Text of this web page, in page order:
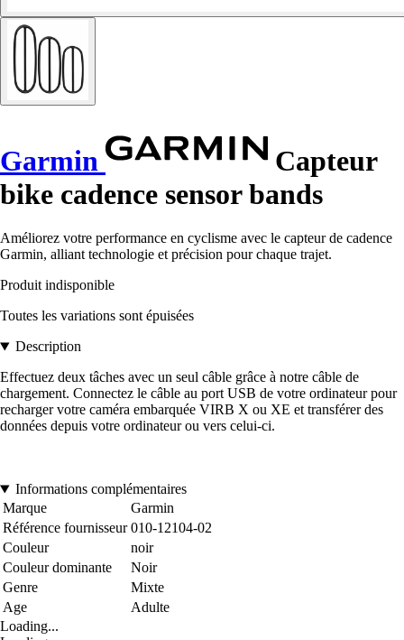
Garmin
Capteur
bike cadence sensor bands
Améliorez votre performance en cyclisme avec le capteur de cadence
Garmin, alliant technologie et précision pour chaque trajet.
Produit indisponible
Toutes les variations sont épuisées
Description
Effectuez deux tâches avec un seul câble grâce à notre câble de
chargement. Connectez le câble au port USB de votre ordinateur pour
recharger votre caméra embarquée VIRB X ou XE et transférer des
données depuis votre ordinateur ou vers celui-ci.
Informations complémentaires
Marque
Garmin
Référence fournisseur 010-12104-02
Couleur
noir
Couleur dominante
Noir
Genre
Mixte
Age
Adulte
Loading...